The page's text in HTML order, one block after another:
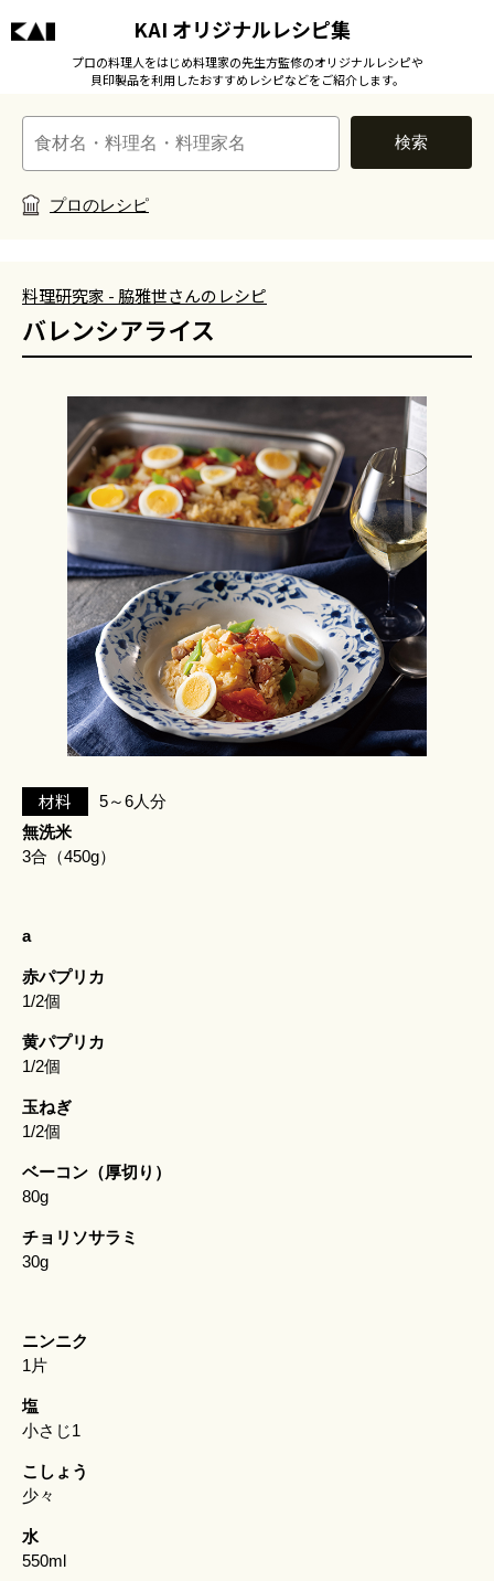
KAI オリジナルレシピ集
プロの料理人をはじめ料理家の先生方監修のオリジナルレシピや
貝印製品を利用したおすすめレシピなどをご紹介します。
検索
プロのレシピ
料理研究家 - 脇雅世さんのレシピ
バレンシアライス
材料
5～6人分
無洗米
3合（450g）
a
赤パプリカ
1/2個
黄パプリカ
1/2個
玉ねぎ
1/2個
ベーコン（厚切り）
80g
チョリソサラミ
30g
ニンニク
1片
塩
小さじ1
こしょう
少々
水
550ml